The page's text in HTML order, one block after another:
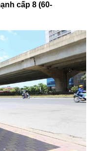
cấp 8 (60-